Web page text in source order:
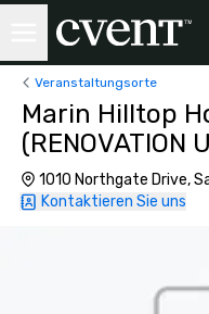
Veranstaltungsorte
Marin Hilltop
(RENOVATION
1010 Northgate Drive,
Kontaktieren Sie uns